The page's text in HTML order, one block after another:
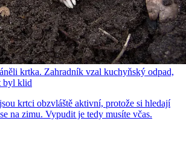
krtka. Zahradník vzal kuchyňský odpad,
byl klid
krtci obzvláště aktivní, protože si hledají
na zimu. Vypudit je tedy musíte včas.